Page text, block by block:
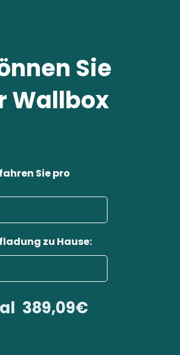
Sie
Wallbox
Sie pro
zu Hause:
389,09€